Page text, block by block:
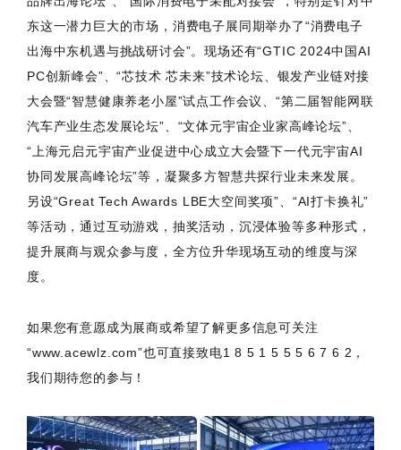
东这一潜力巨大的市场，消费电子展同期举办了“消费电子
出海中东机遇与挑战研讨会”。现场还有“GTIC 2024中国AI
PC创新峰会”、“芯技术 芯未来”技术论坛、银发产业链对接
大会暨“智慧健康养老小屋”试点工作会议、“第二届智能网联
汽车产业生态发展论坛”、“文体元宇宙企业家高峰论坛”、
“上海元启元宇宙产业促进中心成立大会暨下一代元宇宙AI
协同发展高峰论坛”等，凝聚多方智慧共探行业未来发展。
另设“Great Tech Awards LBE大空间奖项”、“AI打卡换礼”
等活动，通过互动游戏，抽奖活动，沉浸体验等多种形式，
提升展商与观众参与度，全方位升华现场互动的维度与深
度。
如果您有意愿成为展商或希望了解更多信息可关注
“www.acewlz.com”也可直接致电1 8 5 1 5 5 5 6 7 6 2，
我们期待您的参与！